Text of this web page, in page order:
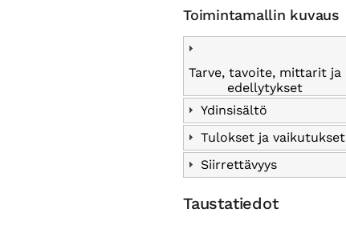
Toimintamallin kuvaus
Tarve, tavoite, mittarit ja
edellytykset
Ydinsisältö
Tulokset ja vaikutukset
Siirrettävyys
Taustatiedot